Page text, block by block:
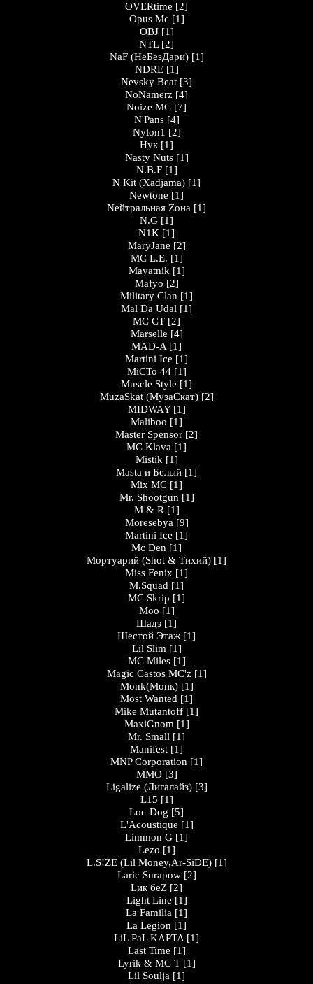
OVERtime [2]
Opus Mc [1]
OBJ [1]
NTL [2]
NaF (НеБезДари) [1]
NDRE [1]
Nevsky Beat [3]
NoNamerz [4]
Noize MC [7]
N'Pans [4]
Nylon1 [2]
Нук [1]
Nasty Nuts [1]
N.B.F [1]
N Kit (Xadjama) [1]
Newtone [1]
Nейтральная Zона [1]
N.G [1]
N1K [1]
MaryJane [2]
MC L.E. [1]
Mayatnik [1]
Mafyo [2]
Military Clan [1]
Mal Da Udal [1]
МС СТ [2]
Marselle [4]
MAD-A [1]
Martini Ice [1]
МіСТо 44 [1]
Muscle Style [1]
MuzaSkat (МузаСкат) [2]
MIDWAY [1]
Maliboo [1]
Master Spensor [2]
MC Klava [1]
Mistik [1]
Masta и Белый [1]
Mix MC [1]
Mr. Shootgun [1]
M & R [1]
Moresebya [9]
Martini Ice [1]
Mc Den [1]
Мортуарий (Shot & Тихий) [1]
Miss Fenix [1]
M.Squad [1]
MC Skrip [1]
Moo [1]
Шадэ [1]
Шестой Этаж [1]
Lil Slim [1]
MC Miles [1]
Magic Castos MC'z [1]
Monk(Монк) [1]
Most Wanted [1]
Mike Mutantoff [1]
MaxiGnom [1]
Mr. Small [1]
Manifest [1]
MNP Corporation [1]
MMO [3]
Ligalize (Лигалайз) [3]
L15 [1]
Loc-Dog [5]
L'Acoustique [1]
Limmon G [1]
Lezo [1]
L.S!ZE (Lil Money,Ar-SiDE) [1]
Laric Surapow [2]
Lик беZ [2]
Light Line [1]
La Familia [1]
La Legion [1]
LiL PaL KAPTA [1]
Last Time [1]
Lyrik & MC T [1]
Lil Soulja [1]